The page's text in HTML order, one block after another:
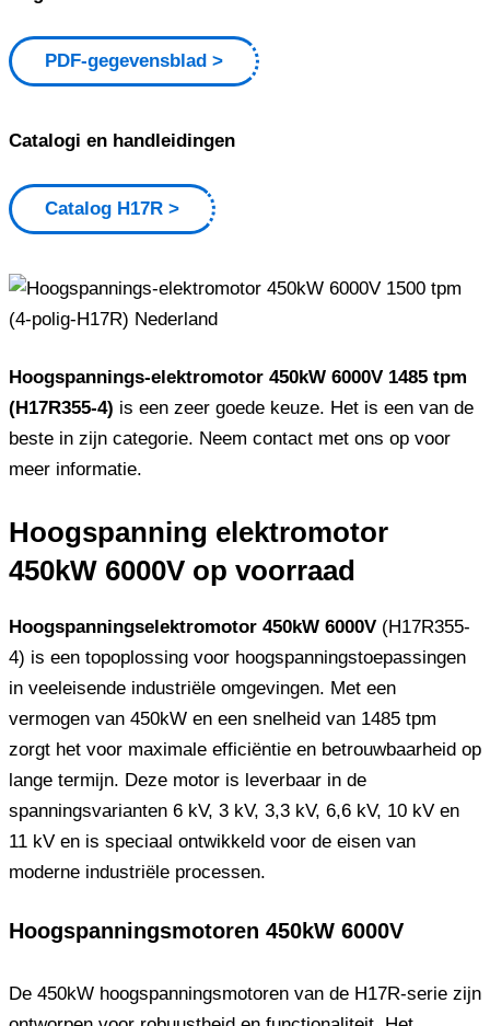
PDF-gegevensblad
Catalogi en handleidingen
Catalog H17R
Hoogspannings-elektromotor 450kW 6000V 1485 tpm
(H17R355-4) is een zeer goede keuze. Het is een van de
beste in zijn categorie. Neem contact met ons op voor
meer informatie.
Hoogspanning elektromotor
450kW 6000V op voorraad
Hoogspanningselektromotor 450kW 6000V (H17R355-
4) is een topoplossing voor hoogspanningstoepassingen
in veeleisende industriële omgevingen. Met een
vermogen van 450kW en een snelheid van 1485 tpm
zorgt het voor maximale efficiëntie en betrouwbaarheid op
lange termijn. Deze motor is leverbaar in de
spanningsvarianten 6 kV, 3 kV, 3,3 kV, 6,6 kV, 10 kV en
11 kV en is speciaal ontwikkeld voor de eisen van
moderne industriële processen.
Hoogspanningsmotoren 450kW 6000V
De 450kW hoogspanningsmotoren van de H17R-serie zijn